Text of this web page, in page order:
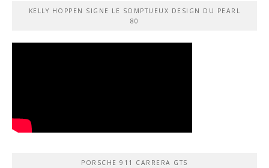
KELLY HOPPEN SIGNE LE SOMPTUEUX DESIGN DU PEARL
80
PORSCHE 911 CARRERA GTS